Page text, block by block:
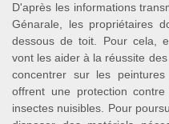
D'après les informations
Génarale, les propriétaires
dessous de toit. Pour cela,
vont les aider à la réussite
concentrer sur les
offrent une protection
insectes nuisibles. Pour